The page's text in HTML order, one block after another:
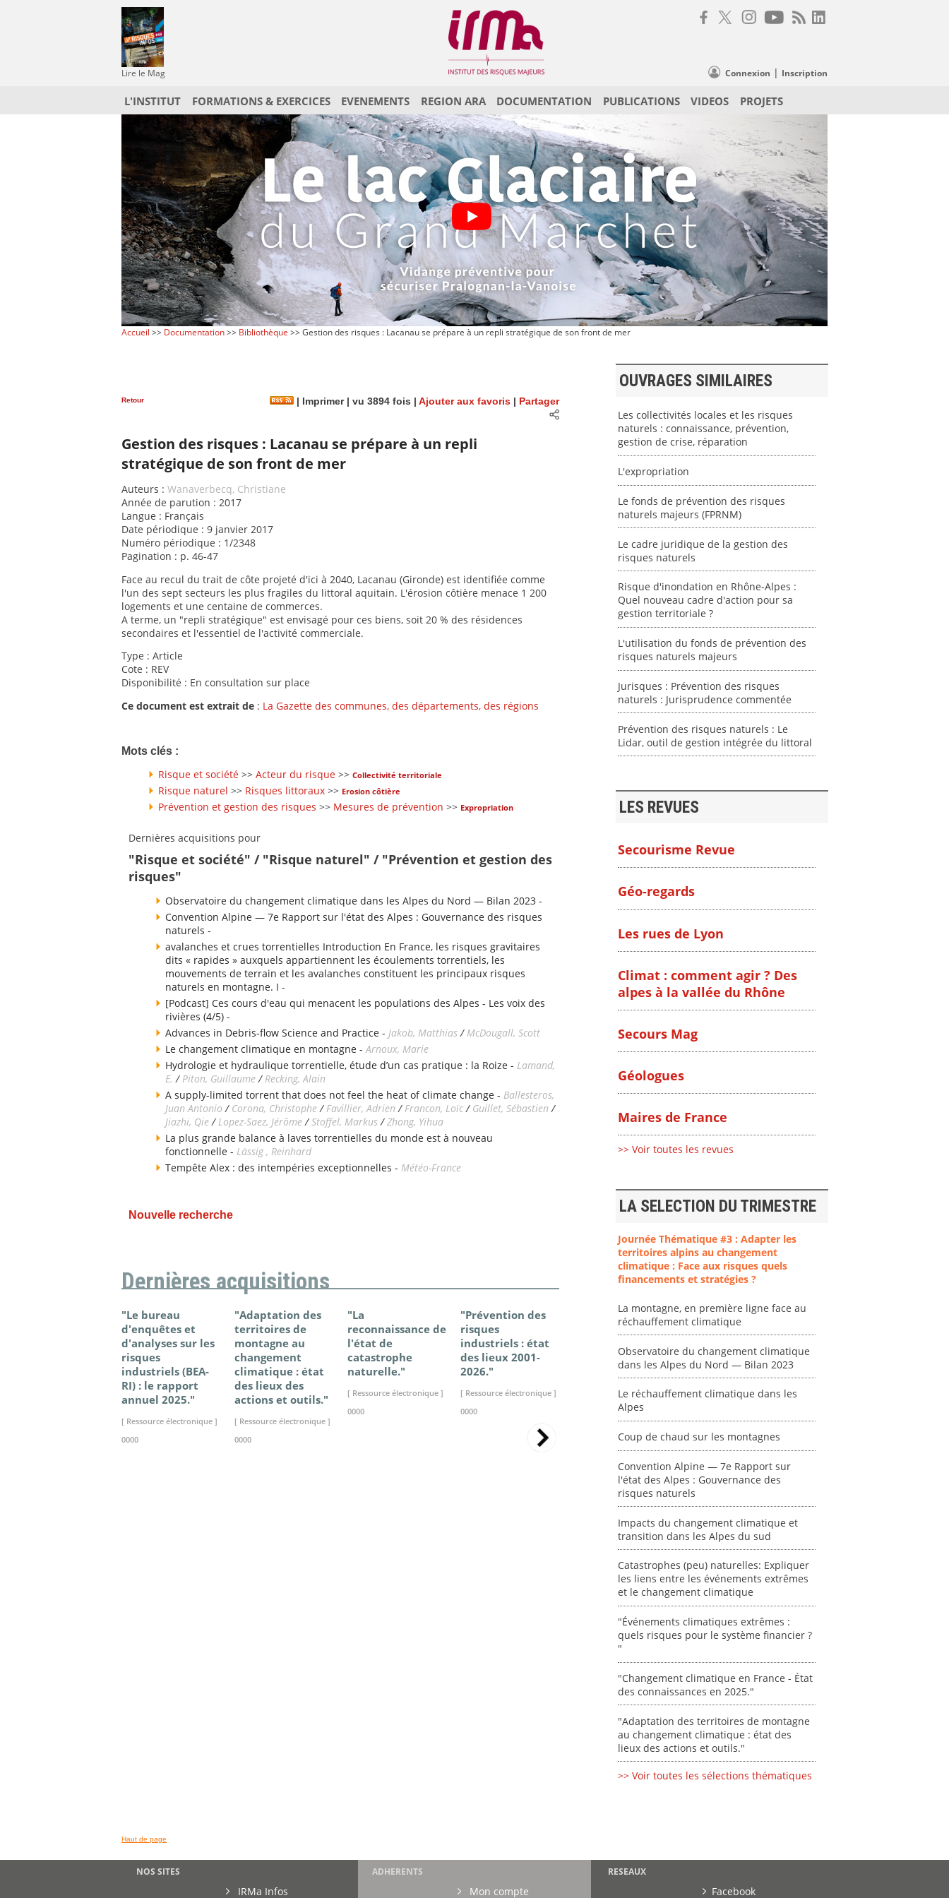
Lire le Mag Connexion | Inscription
L'INSTITUT FORMATIONS & EXERCICES EVENEMENTS REGION ARA DOCUMENTATION PUBLICATIONS VIDEOS PROJETS
Accueil >> Documentation>> Bibliothèque >> Gestion des risques : Lacanau se prépare à un repli stratégique de son front de mer
Retour Imprimer| vu 3894 fois | Ajouter aux favoris Partager
Gestion des risques : Lacanau se prépare à un repli
stratégique de son front de mer
Auteurs : Wanaverbecq, Christiane
Année de parution : 2017
Langue : Français
Date périodique : 9 janvier 2017
Numéro périodique : 1/2348
Pagination : p. 46-47
Face au recul du trait de côte projeté d'ici à 2040, Lacanau (Gironde) est identifiée comme
l'un des sept secteurs les plus fragiles du littoral aquitain. L'érosion côtière menace 1 200
logements et une centaine de commerces.
A terme, un "repli stratégique" est envisagé pour ces biens, soit 20 % des résidences
secondaires et l'essentiel de l'activité commerciale.
Type : Article
Cote : REV
Disponibilité : En consultation sur place
Ce document est extrait de : La Gazette des communes, des départements, des régions
Mots clés :
Risque et société >> Acteur du risque >> Collectivité territoriale
Risque naturel >> Risques littoraux >> Erosion côtière
Prévention et gestion des risques >> Mesures de prévention >> Expropriation
Dernières acquisitions pour
"Risque et société" / "Risque naturel" / "Prévention et gestion des
risques"
Observatoire du changement climatique dans les Alpes du Nord — Bilan 2023 -
Convention Alpine — 7e Rapport sur l'état des Alpes : Gouvernance des risques
naturels -
avalanches et crues torrentielles Introduction En France, les risques gravitaires
dits « rapides » auxquels appartiennent les écoulements torrentiels, les
mouvements de terrain et les avalanches constituent les principaux risques
naturels en montagne. I -
[Podcast] Ces cours d'eau qui menacent les populations des Alpes - Les voix des
rivières (4/5) -
Advances in Debris-flow Science and Practice - Jakob, Matthias/McDougall, Scott
Le changement climatique en montagne -Arnoux, Marie
Hydrologie et hydraulique torrentielle, étude d’un cas pratique : la Roize - Lamand,
E. / Piton, Guillaume/ Recking, Alain
A supply-limited torrent that does not feel the heat of climate change - Ballesteros,
Juan Antonio / Corona, Christophe/ Favillier, Adrien / Francon, Loïc/ Guillet, Sébastien /
Jiazhi, Qie/ Lopez-Saez, Jérôme/Stoffel, Markus/Zhong, Yihua
La plus grande balance à laves torrentielles du monde est à nouveau
fonctionnelle - Lässig , Reinhard
Tempête Alex : des intempéries exceptionnelles - Météo-France
Nouvelle recherche
Dernières acquisitions
"Le bureau
d'enquêtes et
d'analyses sur les
risques
industriels (BEA-
RI) : le rapport
annuel 2025."
[ Ressource électronique ]
0000
"Adaptation des
territoires de
montagne au
changement
climatique : état
des lieux des
actions et outils."
[ Ressource électronique ]
0000
"La
reconnaissance de
l'état de
catastrophe
naturelle."
[ Ressource électronique ]
0000
"Prévention des
risques
industriels : état
des lieux 2001-
2026."
[ Ressource électronique ]
0000
"Changement
climatique en
connaissances en
[ Ressource électronique ]
"Plan ministériel
de gestion des
chaleur."
[ Ressource électronique ]
0000
"Événements
risques pour le
0000
OUVRAGES SIMILAIRES
Les collectivités locales et les risques
naturels : connaissance, prévention,
gestion de crise, réparation
L'expropriation
Le fonds de prévention des risques
naturels majeurs (FPRNM)
Le cadre juridique de la gestion des
risques naturels
Risque d'inondation en Rhône-Alpes :
Quel nouveau cadre d'action pour sa
gestion territoriale ?
L'utilisation du fonds de prévention des
risques naturels majeurs
Jurisques : Prévention des risques
naturels : Jurisprudence commentée
Prévention des risques naturels : Le
Lidar, outil de gestion intégrée du littoral
LES REVUES
Secourisme Revue
Géo-regards
Les rues de Lyon
Climat : comment agir ? Des
alpes à la vallée du Rhône
Secours Mag
Géologues
Maires de France
>> Voir toutes les revues
LA SELECTION DU TRIMESTRE
Journée Thématique #3 : Adapter les
territoires alpins au changement
climatique : Face aux risques quels
financements et stratégies ?
La montagne, en première ligne face au
réchauffement climatique
Observatoire du changement climatique
dans les Alpes du Nord — Bilan 2023
Le réchauffement climatique dans les
Alpes
Coup de chaud sur les montagnes
Convention Alpine — 7e Rapport sur
l'état des Alpes : Gouvernance des
risques naturels
Impacts du changement climatique et
transition dans les Alpes du sud
Catastrophes (peu) naturelles: Expliquer
les liens entre les événements extrêmes
et le changement climatique
"Événements climatiques extrêmes :
quels risques pour le système financier ?
"
"Changement climatique en France - État
des connaissances en 2025."
"Adaptation des territoires de montagne
au changement climatique : état des
lieux des actions et outils."
>> Voir toutes les sélections thématiques
Haut de page
NOS SITES
IRMa Infos
ADHERENTS
Mon compte
RESEAUX
Facebook